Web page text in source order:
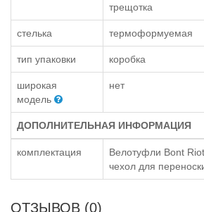
трещотка
стелька термоформуемая
тип упаковки коробка
широкая
модель
нет
ДОПОЛНИТЕЛЬНАЯ ИНФОРМАЦИЯ
комплектация
Велотуфли Bont
чехол для
ОТЗЫВОВ (0)